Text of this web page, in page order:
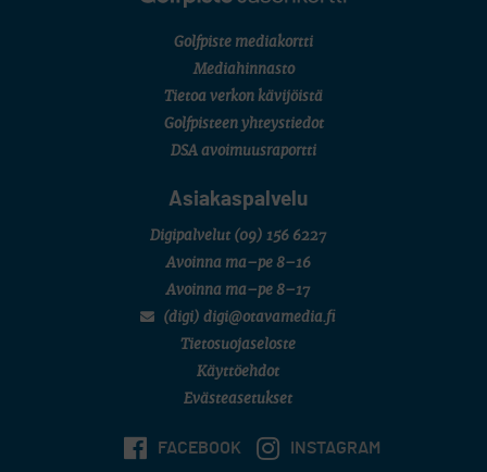
SM-reikäpeli (M50/Kymen Golf)
7 (U18 ja U21/pojat/Tahko)
Golfpiste mediakortti
Mediahinnasto
Tietoa verkon kävijöistä
Golfpisteen yhteystiedot
DSA avoimuusraportti
Asiakaspalvelu
Digipalvelut (09) 156 6227
Avoinna ma–pe 8–16
Avoinna ma–pe 8–17
(digi) digi@otavamedia.fi
Tietosuojaseloste
Käyttöehdot
Evästeasetukset
FACEBOOK INSTAGRAM